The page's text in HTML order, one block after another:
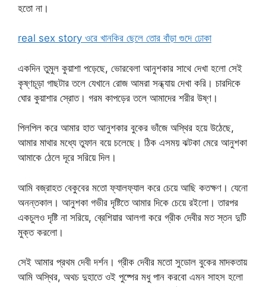
হতো না।
real sex story ওরে খানকির ছেলে তোর বাঁড়া গুদে ঢোকা
একদিন তুমুল কুয়াশা পড়েছে, ভোরবেলা আনুশকার সাথে দেখা হলো সেই
কৃষ্ণচূড়া গাছটার তলে যেখানে রোজ আমরা সন্ধ্যায় দেখা করি। চারদিকে
ঘোর কুয়াশার স্রোত। গরম কাপড়ের তলে আমাদের শরীর উষ্ণ।
পিলপিল করে আমার হাত আনুশকার বুকের ভাঁজে অস্থির হয়ে উঠেছে,
আমার মাথার মধ্যে তুফান বয়ে চলেছে। ঠিক এসময় ঝটকা মেরে আনুশকা
আমাকে ঠেলে দূরে সরিয়ে দিল।
আমি বজ্রাহত বেকুবের মতো ফ্যালফ্যাল করে চেয়ে আছি কতক্ষণ। যেনো
অনন্তকাল। আনুশকা গভীর দৃষ্টিতে আমার দিকে চেয়ে রইলো। তারপর
একচুলও দৃষ্টি না সরিয়ে, ব্রেশিয়ার আলগা করে গ্রীক দেবীর মত স্তন দুটি
মুক্ত করলো।
সেই আমার প্রথম দেবী দর্শন। গ্রীক দেবীর মতো সুডোল বুকের মাদকতায়
আমি অস্থির, অথচ দুহাতে ওই পুষ্পের মধু পান করবো এমন সাহস হলো